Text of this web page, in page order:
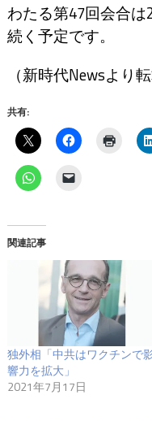
わたる第47回会合
続く予定です。
（新時代Newsより転
共有:
関連記事
独外相「中共はワクチンで
響力を拡大」
2021年7月17日